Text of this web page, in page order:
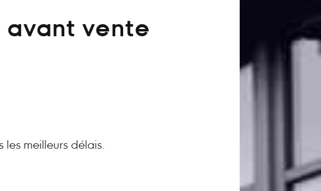
avant vente
les meilleurs délais.